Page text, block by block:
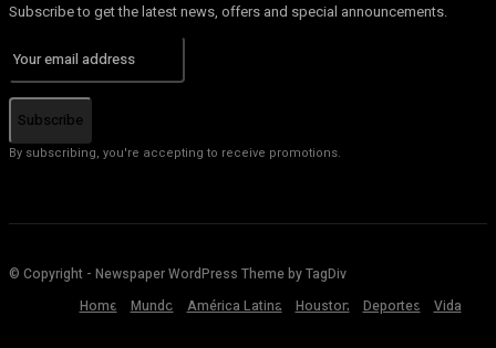
Subscribe to get the latest news, offers and special announcements.
Subscribe
By subscribing, you're accepting to receive promotions.
© Copyright - Newspaper WordPress Theme by TagDiv
Home
Mundo América Latina Houston Deportes Vida